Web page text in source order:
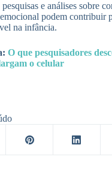
e análises sobre
podem contribuir
na infância.
O que pesquisadores
o celular